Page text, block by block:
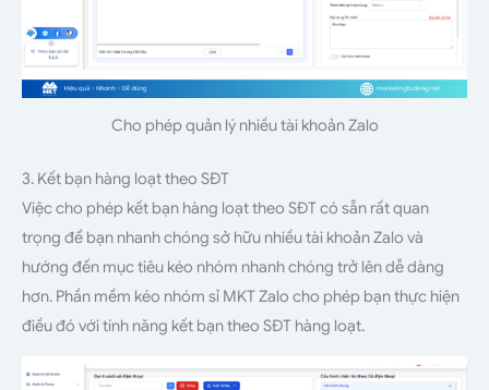
Cho phép quản lý nhiều tài khoản Zalo
3. Kết bạn hàng loạt theo SĐT
Việc cho phép kết bạn hàng loạt theo SĐT có sẵn rất quan
trọng để bạn nhanh chóng sở hữu nhiều tài khoản Zalo và
hướng đến mục tiêu kéo nhóm nhanh chóng trở lên dễ dàng
hơn. Phần mềm kéo nhóm sỉ MKT Zalo cho phép bạn thực hiện
điều đó với tính năng kết bạn theo SĐT hàng loạt.